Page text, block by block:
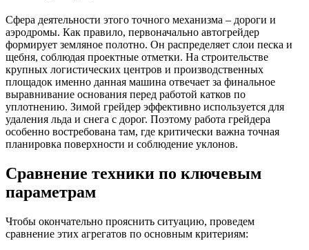
Сфера деятельности этого точного механизма – дороги и
аэродромы. Как правило, первоначально автогрейдер
формирует земляное полотно. Он распределяет слои песка и
щебня, соблюдая проектные отметки. На строительстве
крупных логистических центров и производственных
площадок именно данная машина отвечает за финальное
выравнивание основания перед работой катков по
уплотнению. Зимой грейдер эффективно используется для
удаления льда и снега с дорог. Поэтому работа грейдера
особенно востребована там, где критически важна точная
планировка поверхности и соблюдение уклонов.
Сравнение техники по ключевым
параметрам
Чтобы окончательно прояснить ситуацию, проведем
сравнение этих агрегатов по основным критериям: